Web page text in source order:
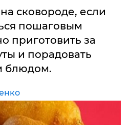
сковороде, если
пошаговым
приготовить за
и порадовать
блюдом.